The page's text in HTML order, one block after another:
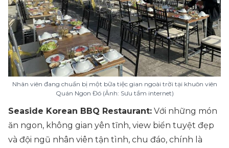
Nhân viên đang chuẩn bị một bữa tiệc gian ngoài trời tại khuôn viên
Quán Ngon Đó (Ảnh: Sưu tầm internet)
Seaside Korean BBQ Restaurant: Với những món
ăn ngon, không gian yên tĩnh, view biển tuyệt đẹp
và đội ngũ nhân viên tận tình, chu đáo, chính là